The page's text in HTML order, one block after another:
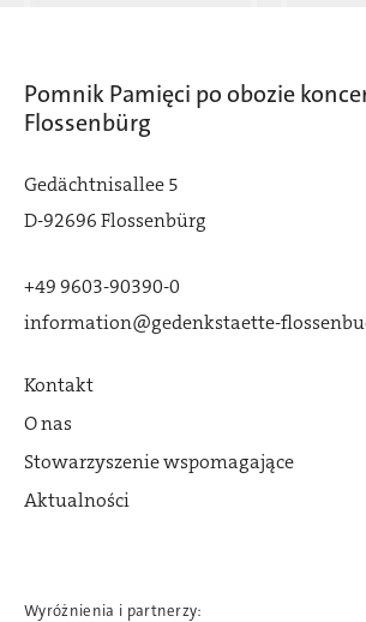
Pomnik Pamięci po obozie
Flossenbürg
Gedächtnisallee 5
D-92696 Flossenbürg
+49 9603-90390-0
information@gedenkstaette-
Kontakt
O nas
Stowarzyszenie wspomagające
Aktualności
Wyróżnienia i partnerzy: